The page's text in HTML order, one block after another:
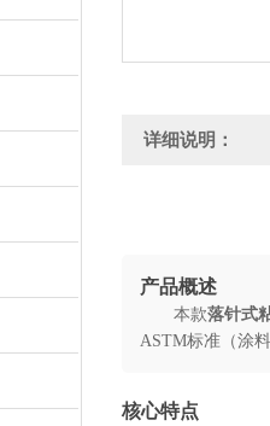
详细说明：
产品概述
本款落针式
ASTM标准（涂
核心特点